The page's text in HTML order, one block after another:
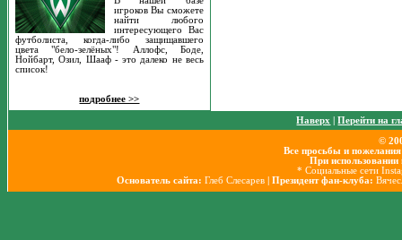
игроков Вы сможете
найти любого
интересующего Вас
футболиста, когда-либо защищавшего
цвета "бело-зелёных"! Аллофс, Боде,
Нойбарт, Озил, Шааф - это далеко не весь
список!
подробнее >>
Наверх |Перейти на
©
Все просьбы и
При использовании
* Социальные сети
Основатель сайта: Глеб Слесарев | Президент фан-клуба: